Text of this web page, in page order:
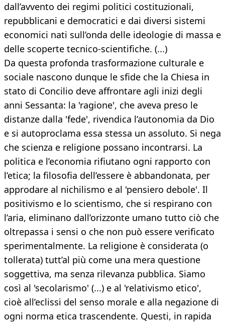
dall’avvento dei regimi politici costituzionali,
repubblicani e democratici e dai diversi sistemi
economici nati sull’onda delle ideologie di massa e
delle scoperte tecnico-scientifiche. (...)
Da questa profonda trasformazione culturale e
sociale nascono dunque le sfide che la Chiesa in
stato di Concilio deve affrontare agli inizi degli
anni Sessanta: la 'ragione', che aveva preso le
distanze dalla 'fede', rivendica l’autonomia da Dio
e si autoproclama essa stessa un assoluto. Si nega
che scienza e religione possano incontrarsi. La
politica e l’economia rifiutano ogni rapporto con
l’etica; la filosofia dell’essere è abbandonata, per
approdare al nichilismo e al 'pensiero debole'. Il
positivismo e lo scientismo, che si respirano con
l’aria, eliminano dall’orizzonte umano tutto ciò che
oltrepassa i sensi o che non può essere verificato
sperimentalmente. La religione è considerata (o
tollerata) tutt’al più come una mera questione
soggettiva, ma senza rilevanza pubblica. Siamo
così al 'secolarismo' (...) e al 'relativismo etico',
cioè all’eclissi del senso morale e alla negazione di
ogni norma etica trascendente. Questi, in rapida